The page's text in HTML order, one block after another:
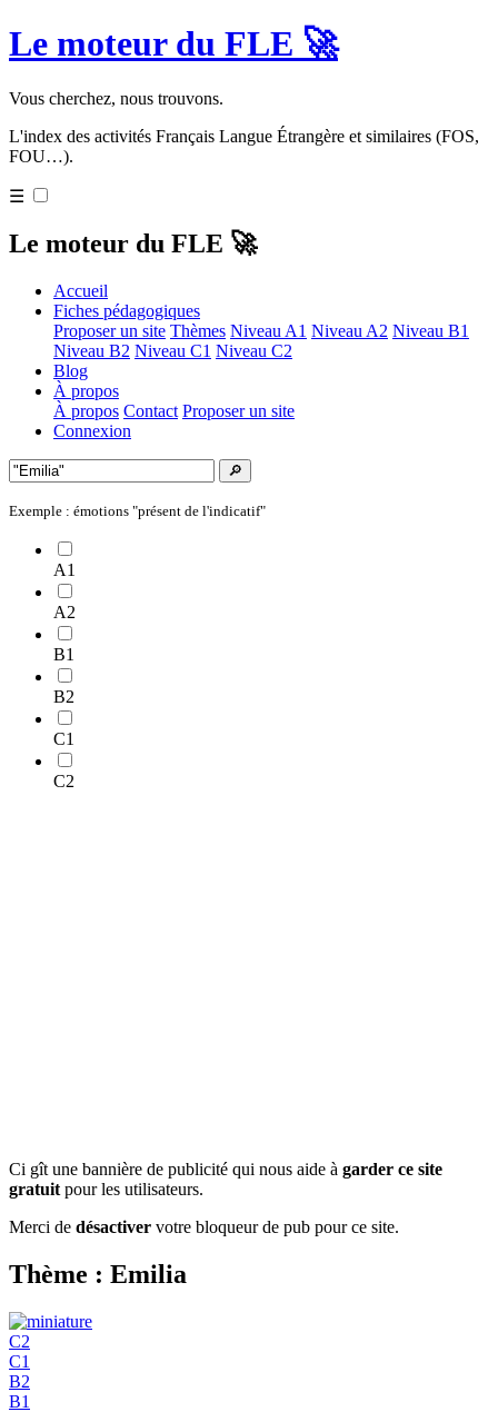
Le moteur du FLE 🚀
Vous cherchez, nous trouvons.
L'index des activités Français Langue Étrangère et similaires (FOS,
FOU…).
☰
Le moteur du FLE 🚀
Accueil
Fiches pédagogiques
Proposer un site Thèmes Niveau A1 Niveau A2 Niveau B1
Niveau B2 Niveau C1 Niveau C2
Blog
À propos
À propos Contact Proposer un site
Connexion
🔎
Exemple : émotions "présent de l'indicatif"
A1
A2
B1
B2
C1
C2
Ci gît une bannière de publicité qui nous aide à garder ce site
gratuit pour les utilisateurs.
Merci de désactiver votre bloqueur de pub pour ce site.
Thème : Emilia
C2
C1
B2
B1